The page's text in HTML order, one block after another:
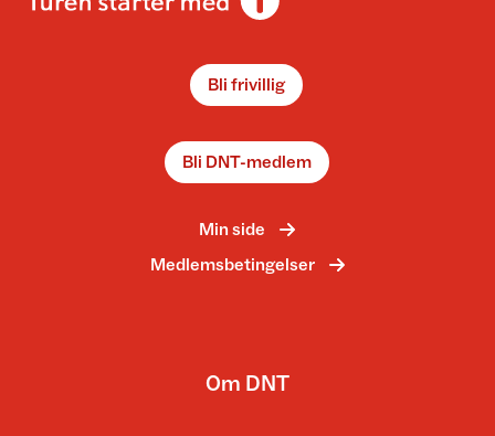
Bli frivillig
Bli DNT-medlem
Min side
Medlemsbetingelser
Om DNT